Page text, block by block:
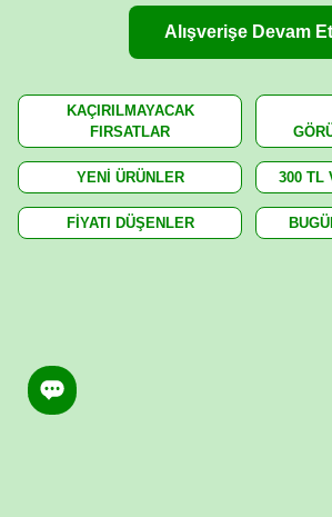
Alışverişe Devam Et
KAÇIRILMAYACAK
FIRSATLAR
YENİ ÜRÜNLER 300 TL
FİYATI DÜŞENLER